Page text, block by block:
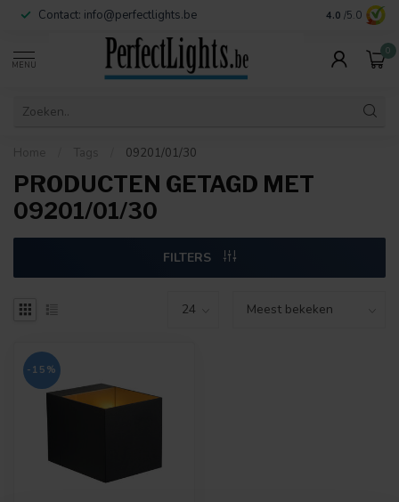
Contact: info@perfectlights.be 4.0 /5.0
MENU
0
Home Tags 09201/01/30
PRODUCTEN GETAGD MET
09201/01/30
FILTERS
-15%